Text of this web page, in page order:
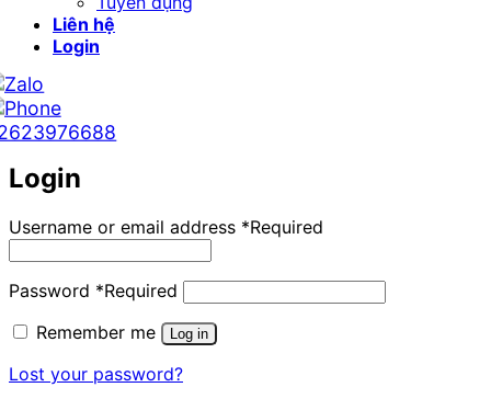
Liên hệ
Login
Login
Username or email address *Required
Password *Required
Remember me
Log in
Lost your password?